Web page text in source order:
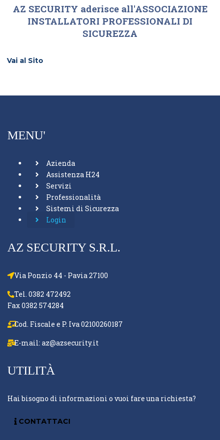
AZ SECURITY aderisce all'ASSOCIAZIONE
INSTALLATORI PROFESSIONALI DI
SICUREZZA
Vai al Sito
MENU'
Azienda
Assistenza H24
Servizi
Professionalità
Sistemi di Sicurezza
Login
AZ SECURITY S.R.L.
Via Ponzio 44 - Pavia 27100
Tel. 0382 472492
Fax 0382 574284
Cod. Fiscale e P. Iva 02100260187
E-mail: az@azsecurity.it
UTILITÀ
Hai bisogno di informazioni o vuoi fare una richiesta?
CONTATTACI